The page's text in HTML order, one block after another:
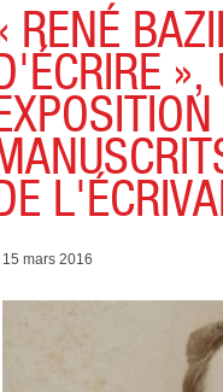
RENÉ
»,
15 mars 2016